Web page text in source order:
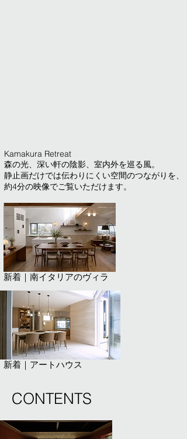
Kamakura Retreat
森の光、深い軒の陰影、室内外を巡る風。
静止画だけでは伝わりにくい空間のつながりを、
約4分の映像でご覧いただけます。
新着｜南イタリアのヴィラ
新着｜アートハウス
CONTENTS